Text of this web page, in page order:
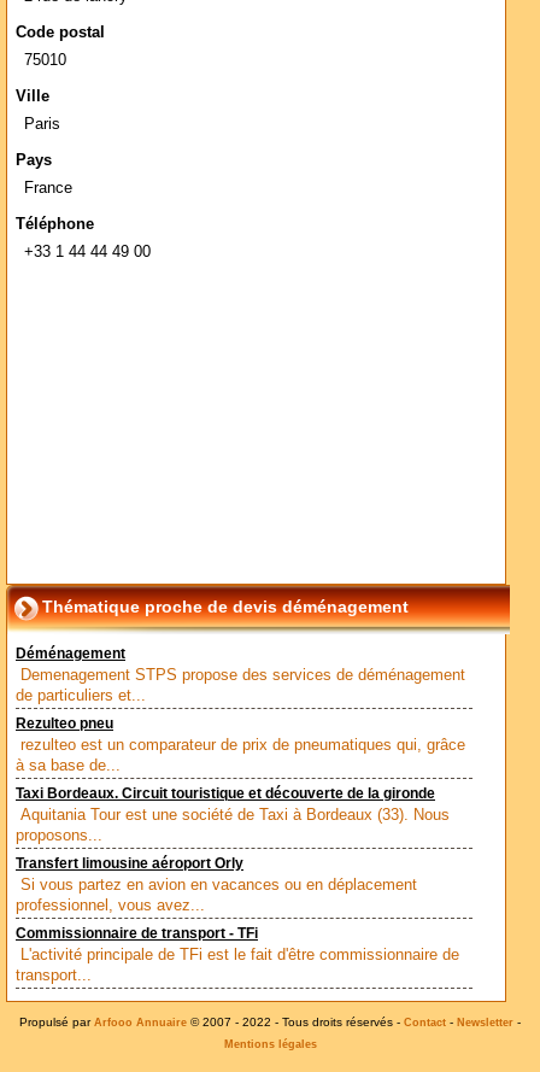
Code postal
75010
Ville
Paris
Pays
France
Téléphone
+33 1 44 44 49 00
Thématique proche de devis déménagement
Déménagement
Demenagement STPS propose des services de déménagement
de particuliers et...
Rezulteo pneu
rezulteo est un comparateur de prix de pneumatiques qui, grâce
à sa base de...
Taxi Bordeaux. Circuit touristique et découverte de la gironde
Aquitania Tour est une société de Taxi à Bordeaux (33). Nous
proposons...
Transfert limousine aéroport Orly
Si vous partez en avion en vacances ou en déplacement
professionnel, vous avez...
Commissionnaire de transport - TFi
L'activité principale de TFi est le fait d'être commissionnaire de
transport...
Propulsé par Arfooo Annuaire © 2007 - 2022 - Tous droits réservés - Contact - Newsletter -
Mentions légales